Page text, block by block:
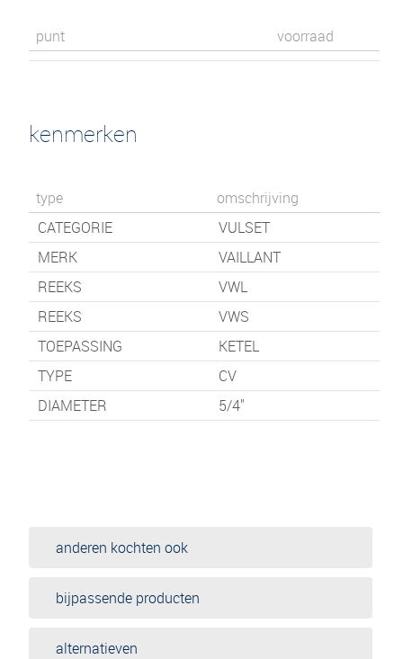
punt voorraad
kenmerken
type
omschrijving
CATEGORIE
VULSET
MERK
VAILLANT
REEKS
VWL
REEKS
VWS
TOEPASSING
KETEL
TYPE
CV
DIAMETER
5/4"
anderen kochten ook
bijpassende producten
alternatieven